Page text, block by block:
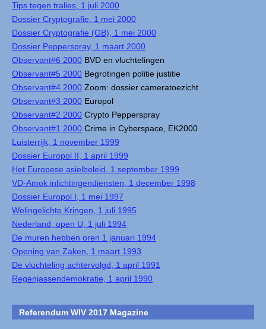
Tips tegen tralies, 1 juli 2000
Dossier Cryptografie, 1 mei 2000
Dossier Cryptografie (GB), 1 mei 2000
Dossier Pepperspray, 1 maart 2000
Observant#6 2000 BVD en vluchtelingen
Observant#5 2000 Begrotingen politie justitie
Observant#4 2000 Zoom: dossier cameratoezicht
Observant#3 2000 Europol
Observant#2 2000 Crypto Pepperspray
Observant#1 2000 Crime in Cyberspace, EK2000
Luisterrijk, 1 november 1999
Dossier Europol II, 1 april 1999
Het Europese asielbeleid, 1 september 1999
VD-Amok inlichtingendiensten, 1 december 1998
Dossier Europol I, 1 mei 1997
Welingelichte Kringen, 1 juli 1995
Nederland, open U, 1 juli 1994
De muren hebben oren 1 januari 1994
Opening van Zaken, 1 maart 1993
De vluchteling achtervolgd, 1 april 1991
Regenjassendemokratie, 1 april 1990
Referendum WIV 2017 Magazine